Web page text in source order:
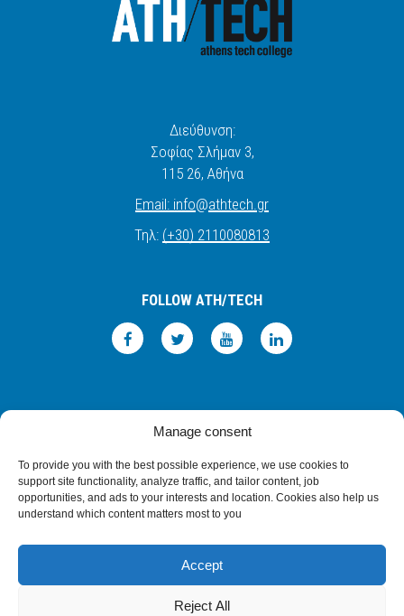
Manage consent
To provide you with the best possible experience, we use cookies to
support site functionality, analyze traffic, and tailor content, job
opportunities, and ads to your interests and location. Cookies also help us
understand which content matters most to you
Accept
Reject All
Διεύθυνση:
Σοφίας Σλήμαν 3,
115 26, Αθήνα
Email: info@athtech.gr
Τηλ: (+30) 2110080813
FOLLOW ATH/TECH